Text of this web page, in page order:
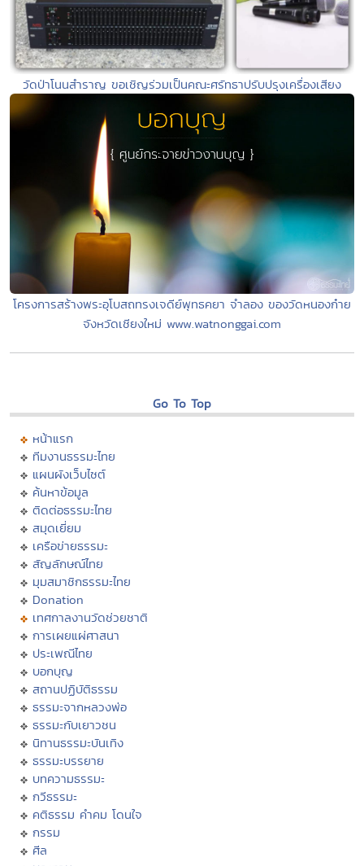
วัดป่าโนนสำราญ ขอเชิญร่วมเป็นคณะศรัทธาปรับปรุงเครื่องเสียง
โครงการสร้างพระอุโบสถทรงเจดีย์พุทธคยา จำลอง ของวัดหนองก๋าย
จังหวัดเชียงใหม่ www.watnonggai.com
Go To Top
หน้าแรก
ทีมงานธรรมะไทย
แผนผังเว็บไซต์
ค้นหาข้อมูล
ติดต่อธรรมะไทย
สมุดเยี่ยม
เครือข่ายธรรมะ
สัญลักษณ์ไทย
มุมสมาชิกธรรมะไทย
Donation
เทศกาลงานวัดช่วยชาติ
การเผยแผ่ศาสนา
ประเพณีไทย
บอกบุญ
สถานปฏิบัติธรรม
ธรรมะจากหลวงพ่อ
ธรรมะกับเยาวชน
นิทานธรรมะบันเทิง
ธรรมะบรรยาย
บทความธรรมะ
กวีธรรมะ
คติธรรม คำคม โดนใจ
กรรม
ศีล